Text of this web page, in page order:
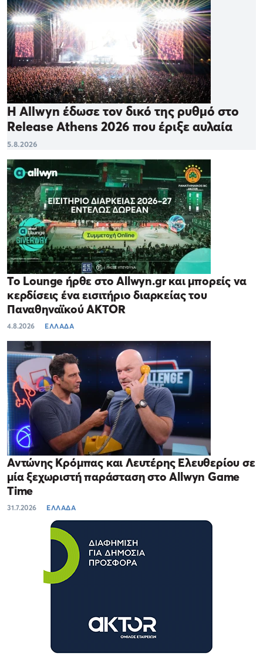
Η Allwyn έδωσε τον δικό της ρυθμό στο
Release Athens 2026 που έριξε αυλαία
5.8.2026
Το Lounge ήρθε στο Allwyn.gr και μπορείς να
κερδίσεις ένα εισιτήριο διαρκείας του
Παναθηναϊκού AKTOR
4.8.2026 ΕΛΛΑΔΑ
Αντώνης Κρόμπας και Λευτέρης Ελευθερίου σε
μία ξεχωριστή παράσταση στο Allwyn Game
Time
31.7.2026 ΕΛΛΑΔΑ